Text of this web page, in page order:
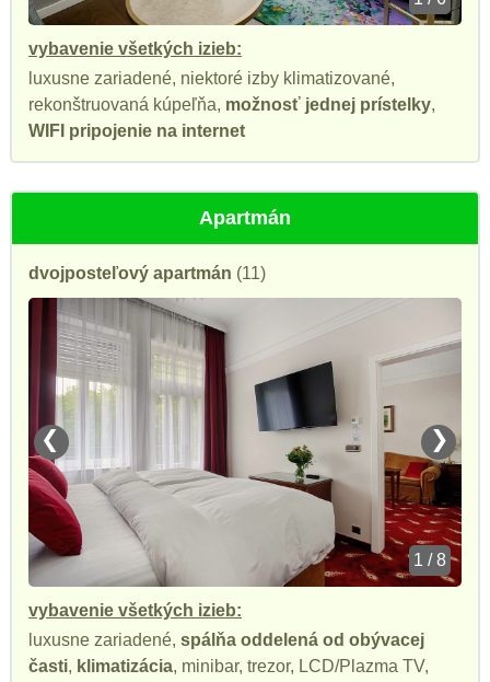
vybavenie všetkých izieb:
luxusne zariadené, niektoré izby klimatizované,
rekonštruovaná kúpeľňa, možnosť jednej prístelky,
WIFI pripojenie na internet
Apartmán
dvojposteľový apartmán (11)
❮ ❯
1 / 8
vybavenie všetkých izieb:
luxusne zariadené, spálňa oddelená od obývacej
časti, klimatizácia, minibar, trezor, LCD/Plazma TV,